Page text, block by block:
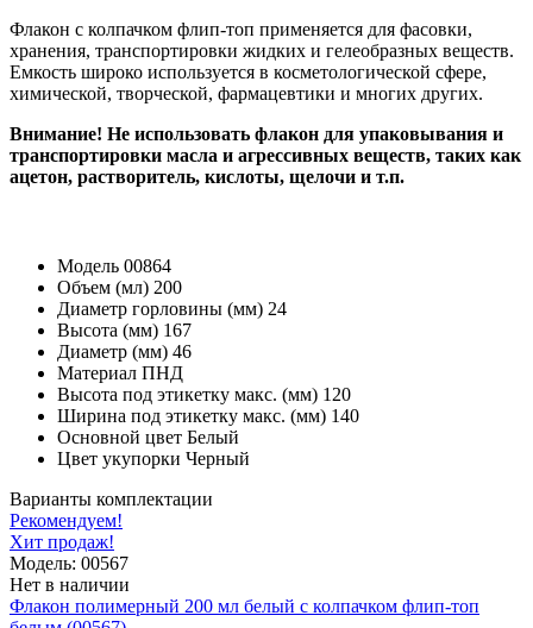
Флакон с колпачком флип-топ применяется для фасовки,
хранения, транспортировки жидких и гелеобразных веществ.
Емкость широко используется в косметологической сфере,
химической, творческой, фармацевтики и многих других.
Внимание! Не использовать флакон для упаковывания и
транспортировки масла и агрессивных веществ, таких как
ацетон, растворитель, кислоты, щелочи и т.п.
Модель 00864
Объем (мл) 200
Диаметр горловины (мм) 24
Высота (мм) 167
Диаметр (мм) 46
Материал ПНД
Высота под этикетку макс. (мм) 120
Ширина под этикетку макс. (мм) 140
Основной цвет Белый
Цвет укупорки Черный
Варианты комплектации
Рекомендуем!
Хит продаж!
Модель: 00567
Нет в наличии
Флакон полимерный 200 мл белый с колпачком флип-топ